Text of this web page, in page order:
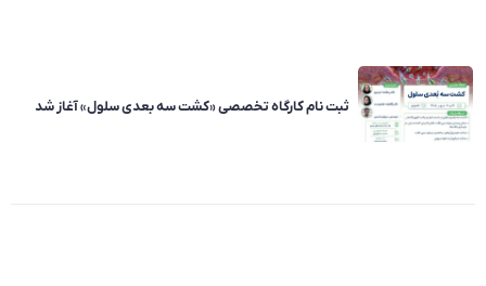
ثبت نام کارگاه تخصصی «کشت سه بعدی سلول» آغاز شد